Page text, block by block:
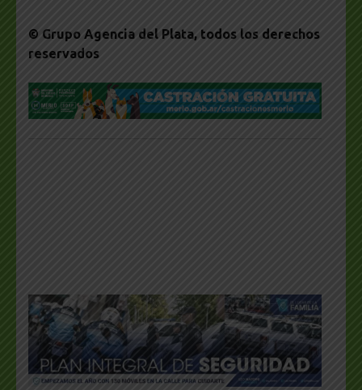
© Grupo Agencia del Plata, todos los derechos
reservados